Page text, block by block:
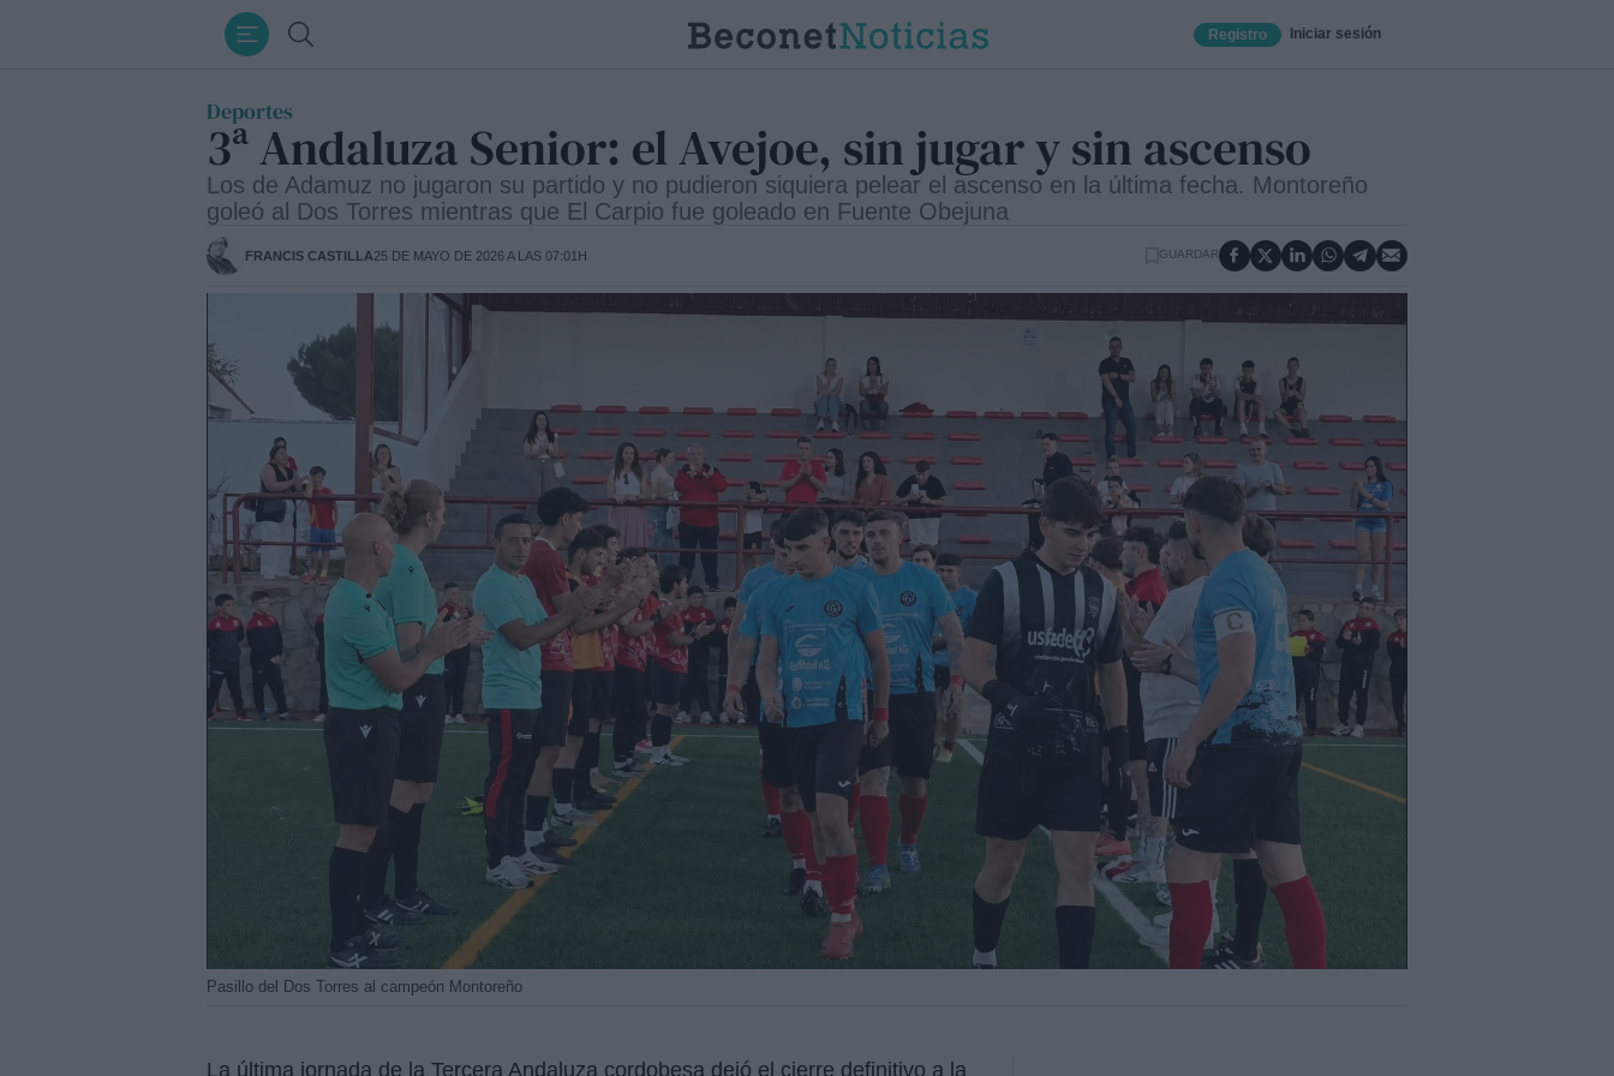
Buscar Registro Iniciar sesión
Deportes
3ª Andaluza Senior: el Avejoe, sin jugar y sin ascenso
Los de Adamuz no jugaron su partido y no pudieron siquiera pelear el ascenso en la última fecha. Montoreño
goleó al Dos Torres mientras que El Carpio fue goleado en Fuente Obejuna
FRANCIS CASTILLA25 DE MAYO DE 2026 A LAS 07:01H GUARDAR
Pasillo del Dos Torres al campeón Montoreño
La última jornada de la Tercera Andaluza cordobesa dejó el cierre definitivo a la